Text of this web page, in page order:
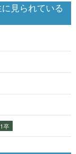
見られている
卒